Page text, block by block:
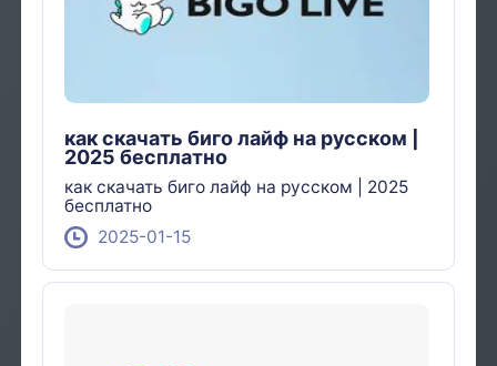
как скачать биго лайф на русском |
2025 бесплатно
как скачать биго лайф на русском | 2025
бесплатно
2025-01-15